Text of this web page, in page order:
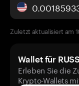
Zuletzt aktualisiert am
Wallet für
Erleben Sie die
Krypto-Wallets